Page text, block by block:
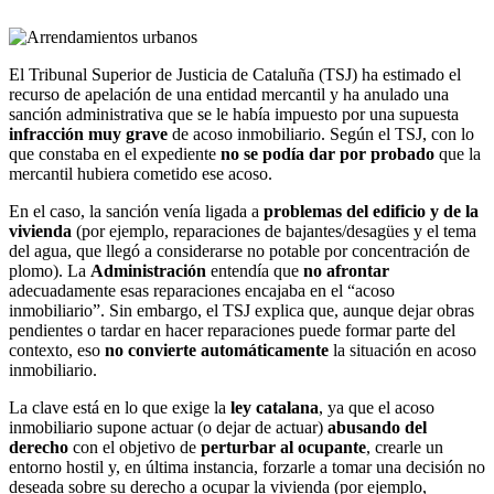
El Tribunal Superior de Justicia de Cataluña (TSJ) ha estimado el
recurso de apelación de una entidad mercantil y ha anulado una
sanción administrativa que se le había impuesto por una supuesta
infracción muy grave de acoso inmobiliario. Según el TSJ, con lo
que constaba en el expediente no se podía dar por probado que la
mercantil hubiera cometido ese acoso.
En el caso, la sanción venía ligada a problemas del edificio y de la
vivienda (por ejemplo, reparaciones de bajantes/desagües y el tema
del agua, que llegó a considerarse no potable por concentración de
plomo). La Administración entendía que no afrontar
adecuadamente esas reparaciones encajaba en el “acoso
inmobiliario”. Sin embargo, el TSJ explica que, aunque dejar obras
pendientes o tardar en hacer reparaciones puede formar parte del
contexto, eso no convierte automáticamente la situación en acoso
inmobiliario.
La clave está en lo que exige la ley catalana, ya que el acoso
inmobiliario supone actuar (o dejar de actuar) abusando del
derecho con el objetivo de perturbar al ocupante, crearle un
entorno hostil y, en última instancia, forzarle a tomar una decisión no
deseada sobre su derecho a ocupar la vivienda (por ejemplo,